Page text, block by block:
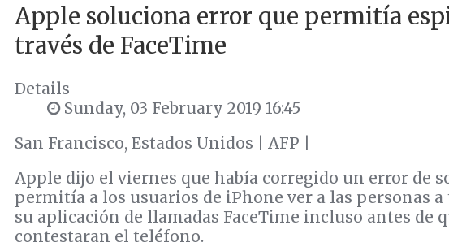
Apple soluciona error que permitía
través de FaceTime
Details
Sunday, 03 February 2019 16:45
San Francisco, Estados Unidos | AFP |
Apple dijo el viernes que había corregido un error de
permitía a los usuarios de iPhone ver a las personas a
su aplicación de llamadas FaceTime incluso antes de
contestaran el teléfono.